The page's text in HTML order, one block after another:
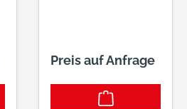
Preis auf Anfrage